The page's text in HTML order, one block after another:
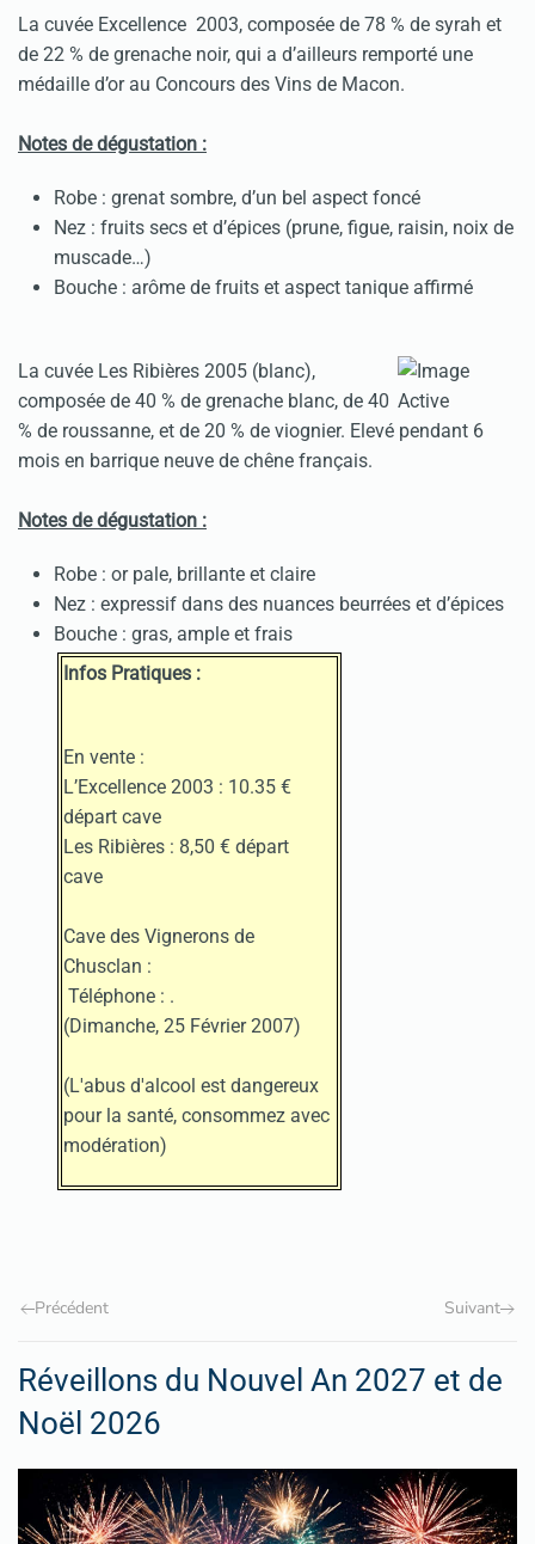
La cuvée Excellence 2003, composée de 78 % de syrah et
de 22 % de grenache noir, qui a d’ailleurs remporté une
médaille d’or au Concours des Vins de Macon.
Notes de dégustation :
Robe : grenat sombre, d’un bel aspect foncé
Nez : fruits secs et d’épices (prune, figue, raisin, noix de
muscade…)
Bouche : arôme de fruits et aspect tanique affirmé
La cuvée Les Ribières 2005 (blanc),
composée de 40 % de grenache blanc, de 40
% de roussanne, et de 20 % de viognier. Elevé pendant 6
mois en barrique neuve de chêne français.
Notes de dégustation :
Robe : or pale, brillante et claire
Nez : expressif dans des nuances beurrées et d’épices
Bouche : gras, ample et frais
Infos Pratiques :
En vente :
L’Excellence 2003 : 10.35 €
départ cave
Les Ribières : 8,50 € départ
cave
Cave des Vignerons de
Chusclan :
Téléphone : .
(Dimanche, 25 Février 2007)
(L'abus d'alcool est dangereux
pour la santé, consommez avec
modération)
Précédent Suivant
Réveillons du Nouvel An 2027 et de
Noël 2026